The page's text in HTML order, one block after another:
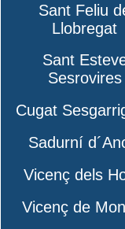
Sant Feliu
Llobregat
Sant
Sesrovires
Cugat
Sadurní
Vicenç dels
Vicenç de